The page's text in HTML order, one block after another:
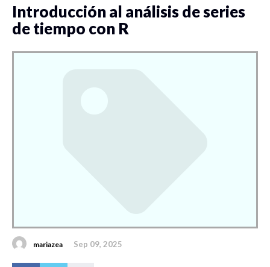
Introducción al análisis de series
de tiempo con R
mariazea Sep 09, 2025